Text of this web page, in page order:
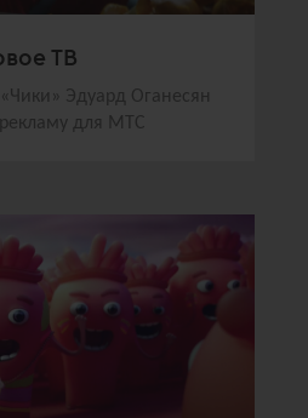
ТВ
Эдуард Оганесян
для МТС